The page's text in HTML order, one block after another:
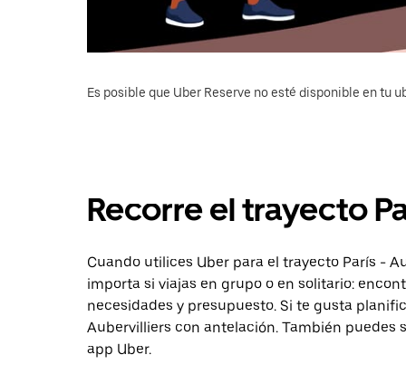
Es posible que Uber Reserve no esté disponible en tu
Recorre el trayecto
Cuando utilices Uber para el trayecto París -
importa si viajas en grupo o en solitario:
necesidades y presupuesto. Si te gusta
Aubervilliers con antelación. También puedes
app Uber.